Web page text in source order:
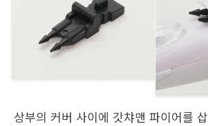
상부의 커버 사이에 갓챠맨 파이어를